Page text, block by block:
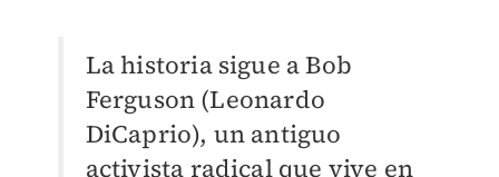
La historia sigue a Bob
Ferguson (Leonardo
DiCaprio), un antiguo
activista radical que vive en